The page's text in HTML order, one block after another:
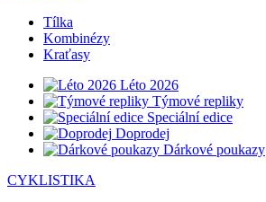
Tílka
Kombinézy
Kraťasy
Léto 2026
Týmové repliky
Speciální edice
Doprodej
Dárkové poukazy
CYKLISTIKA